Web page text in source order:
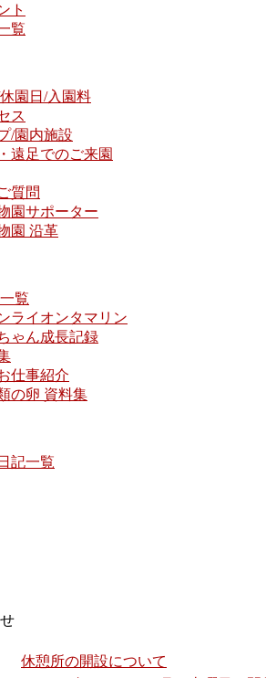
ト
覧
園日/入園料
ス
/園内施設
遠足でのご来園
質問
園サポーター
園 沿革
覧
ライオンタマリン
ゃん成長記録
仕事紹介
の卵 資料集
記一覧
休憩所の開設について